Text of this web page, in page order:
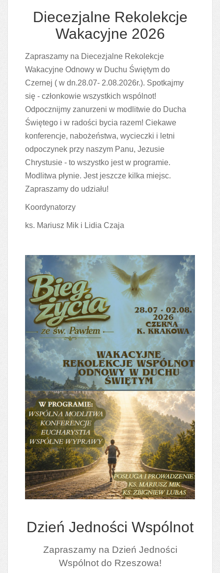
Diecezjalne Rekolekcje
Wakacyjne 2026
Zapraszamy na Diecezjalne Rekolekcje
Wakacyjne Odnowy w Duchu Świętym do
Czernej ( w dn.28.07- 2.08.2026r.). Spotkajmy
się - członkowie wszystkich wspólnot!
Odpocznijmy zanurzeni w modlitwie do Ducha
Świętego i w radości bycia razem! Ciekawe
konferencje, nabożeństwa, wycieczki i letni
odpoczynek przy naszym Panu, Jezusie
Chrystusie - to wszystko jest w programie.
Modlitwa płynie. Jest jeszcze kilka miejsc.
Zapraszamy do udziału!
Koordynatorzy
ks. Mariusz Mik i Lidia Czaja
Dzień Jedności Wspólnot
Zapraszamy na Dzień Jedności
Wspólnot do Rzeszowa!